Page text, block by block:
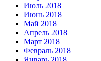
Июль 2018
Июнь 2018
Май 2018
Апрель 2018
Март 2018
Февраль 2018